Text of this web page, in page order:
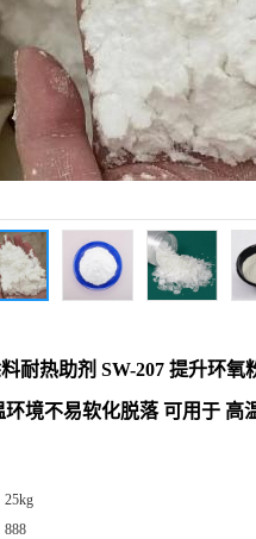
耐热助剂 SW-207 提升环氧
环境不易软化脱落 可用于 高
25kg
888